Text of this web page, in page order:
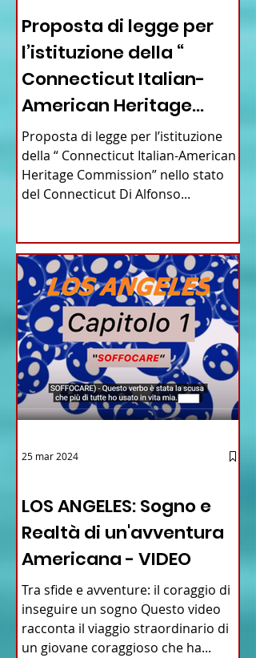
Proposta di legge per
l’istituzione della “
Connecticut Italian-
American Heritage
Commission” nello stato
del Connecticut
Proposta di legge per l’istituzione
della “ Connecticut Italian-American
Heritage Commission” nello stato
del Connecticut Di Alfonso...
LOS ANGELES: Sogno e
Realtà di un'avventura
Americana - VIDEO
Tra sfide e avventure: il coraggio di
inseguire un sogno Questo video
racconta il viaggio straordinario di
un giovane coraggioso che ha...
25 mar 2024